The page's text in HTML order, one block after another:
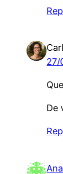
27/
De
Ana